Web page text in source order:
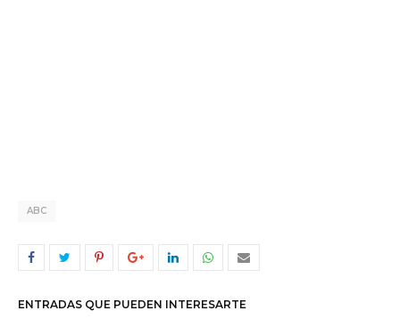
ABC
ENTRADAS QUE PUEDEN INTERESARTE